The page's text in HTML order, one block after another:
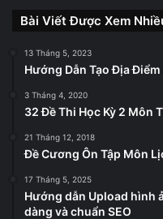
Bài Viết Được Xem
13 Tháng 5, 2023
Hướng Dẫn Tạo Địa
3 Tháng 4, 2020
32 Đề Thi Học Kỳ 2 Môn
21 Tháng 12, 2018
Đề Cương Ôn Tập Môn
17 Tháng 5, 2025
Hướng dẫn Upload hình
dàng và chuẩn SEO